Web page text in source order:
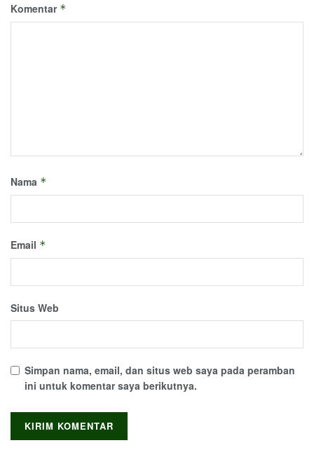
Komentar *
Nama *
Email *
Situs Web
Simpan nama, email, dan situs web saya pada peramban
ini untuk komentar saya berikutnya.